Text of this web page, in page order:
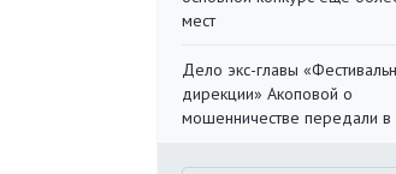
мест
Дело экс-главы
дирекции» Акоповой о
мошенничестве передали в